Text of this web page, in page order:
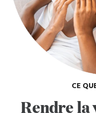
CE
Rendre la